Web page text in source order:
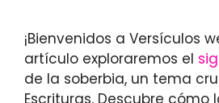
¡Bienvenidos a Versículos
artículo exploraremos el
de la soberbia, un tema
Escrituras. Descubre cómo